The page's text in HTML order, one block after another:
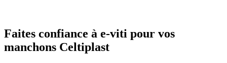
Faites confiance à e-viti pour vos
manchons Celtiplast